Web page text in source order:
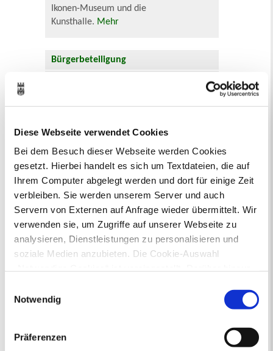
Diese Webseite verwendet Cookies
Bei dem Besuch dieser Webseite werden Cookies
gesetzt. Hierbei handelt es sich um Textdateien, die auf
Ihrem Computer abgelegt werden und dort für einige Zeit
verbleiben. Sie werden unserem Server und auch
Servern von Externen auf Anfrage wieder übermittelt. Wir
verwenden sie, um Zugriffe auf unserer Webseite zu
analysieren, Dienstleistungen zu personalisieren und
soziale Medien anzubieten. Die Cookie-Auswahl
Drittländern (USA) mit unzureichendem
Datenschutzniveau verarbeiten. Es besteht die Gefahr,
dass diese zu Kontroll- und Überwachungszwecken von
anderen missbraucht werden, ohne dass Sie sich mit
Notwendig
Präferenzen
Ikonen-Museum und die
Kunsthalle. Mehr
Bürgerbeteiligung
es Möglichkeiten, sich an
Bebauungsplänen und Änderungen zum
Flächennutzungsplan zu beteiligen.
Aktuelle Bürgerbeteiligungen zu
Bebauungsplänen finden Sie hier.
Aktuelle Bürgerbeteiligungen zu
Flächennutzungsplan-Änderungen finden
Sie hier.
Neu in Recklinghausen
Behinderung